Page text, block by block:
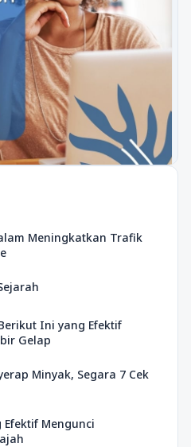
Meningkatkan Trafik
Ini yang Efektif
Gelap
Minyak, Segara 7 Cek
Mengunci